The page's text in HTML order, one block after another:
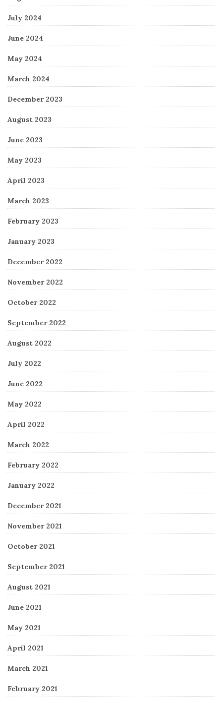
July 2024
June 2024
May 2024
March 2024
December 2023
August 2023
June 2023
May 2023
April 2023
March 2023
February 2023
January 2023
December 2022
November 2022
October 2022
September 2022
August 2022
July 2022
June 2022
May 2022
April 2022
March 2022
February 2022
January 2022
December 2021
November 2021
October 2021
September 2021
August 2021
June 2021
May 2021
April 2021
March 2021
February 2021